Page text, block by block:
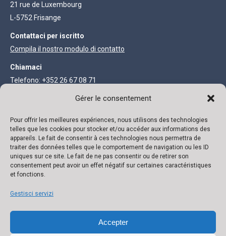
Gérer le consentement
Pour offrir les meilleures expériences, nous utilisons des technologies
telles que les cookies pour stocker et/ou accéder aux informations des
appareils. Le fait de consentir à ces technologies nous permettra de
traiter des données telles que le comportement de navigation ou les ID
uniques sur ce site. Le fait de ne pas consentir ou de retirer son
consentement peut avoir un effet négatif sur certaines caractéristiques
et fonctions.
Gestisci servizi
Accepter
21 rue de Luxembourg
L-5752 Frisange
Contattaci per iscritto
Compila il nostro modulo di contatto
Chiamaci
Telefono: +352 26 67 08 71
INFORMAZIONI LEGALI
Società anonima con capitale di 111.300 €
R.C. Lussemburgo B 118719 Autorizzazione N° 136879/2 Partita
IVA N° LU 22332726 Banca: ING IBAN: LU02 0141 0443 4790 0000
/ BIC CELLLULL